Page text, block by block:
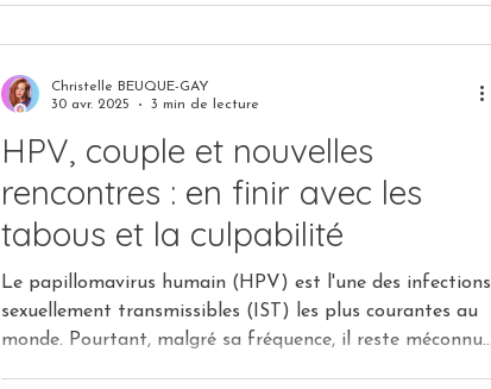
Violentomètre Sexo : un outil visuel pour aider à mettre
des mots, comprendre et reprendre du pouvoir sur sa vie
HPV, couple et nouvelles
rencontres : en finir avec les
tabous et la culpabilité
Le papillomavirus humain (HPV) est l'une des infections
sexuellement transmissibles (IST) les plus courantes au
monde. Pourtant, malgré sa fréquence, il reste méconnu,
Christelle BEUQUE-GAY
30 avr. 2025
3 min de lecture